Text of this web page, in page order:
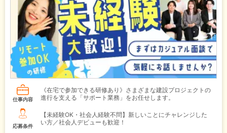
仕事内容
《在宅で参加できる研修あり》さまざまな建設プロジェクトの
進行を支える「サポート業務」をお任せします。
応募条件
【未経験OK・社会人経験不問】新しいことにチャレンジした
い方／社会人デビューも歓迎！